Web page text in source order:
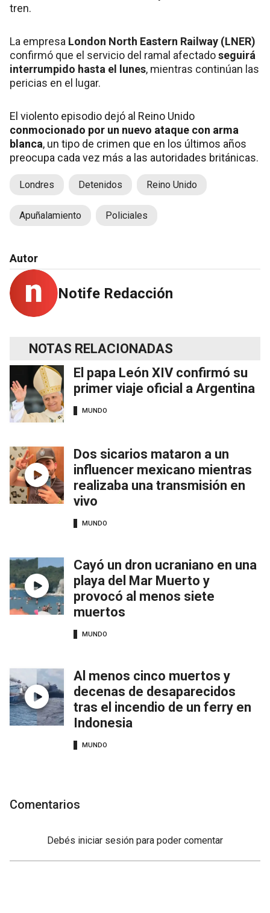
tren.
La empresa London North Eastern Railway (LNER)
confirmó que el servicio del ramal afectadoseguirá
interrumpido hasta el lunes, mientras continúan las
pericias en el lugar.
El violento episodio dejó al Reino Unido
conmocionado por un nuevo ataque con arma
blanca, un tipo de crimen que en los últimos años
preocupa cada vez más a las autoridades británicas.
Londres Detenidos Reino Unido
Apuñalamiento Policiales
Autor
Notife Redacción
NOTAS RELACIONADAS
El papa León XIV confirmó su
primer viaje oficial a Argentina
MUNDO
Dos sicarios mataron a un
influencer mexicano mientras
realizaba una transmisión en
vivo
MUNDO
Cayó un dron ucraniano en una
playa del Mar Muerto y
provocó al menos siete
muertos
MUNDO
Al menos cinco muertos y
decenas de desaparecidos
tras el incendio de un ferry en
Indonesia
MUNDO
Comentarios
Debés iniciar sesión para poder comentar